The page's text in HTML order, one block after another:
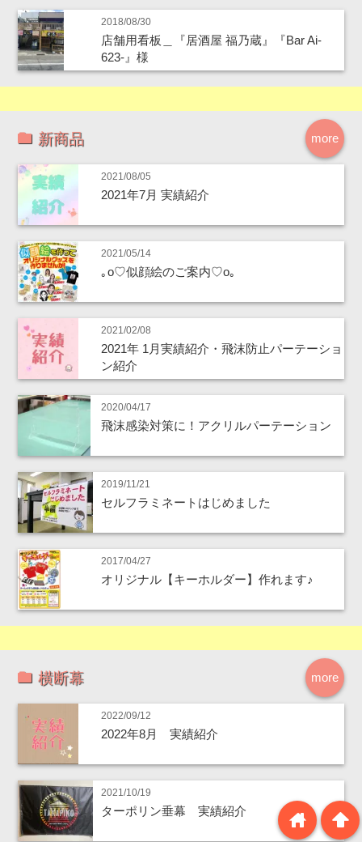
2018/08/30
店舗用看板＿『居酒屋 福乃蔵』『Bar Ai-
623-』様
more
新商品
2021/08/05
2021年7月 実績紹介
2021/05/14
｡o♡似顔絵のご案内♡o｡
2021/02/08
2021年 1月実績紹介・飛沫防止パーテーショ
ン紹介
2020/04/17
飛沫感染対策に！アクリルパーテーション
2019/11/21
セルフラミネートはじめました
2017/04/27
オリジナル【キーホルダー】作れます♪
more
横断幕
2022/09/12
2022年8月 実績紹介
2021/10/19
ターポリン垂幕 実績紹介 arrowup
home